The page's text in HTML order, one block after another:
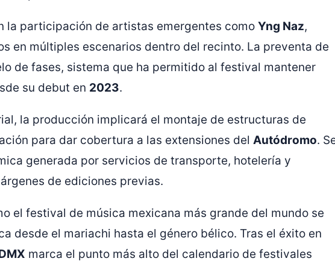
la participación de artistas emergentes como Yng Naz,
en múltiples escenarios dentro del recinto. La preventa de
de fases, sistema que ha permitido al festival mantener
su debut en 2023.
la producción implicará el montaje de estructuras de
para dar cobertura a las extensiones del Autódromo.
generada por servicios de transporte, hotelería y
de ediciones previas.
el festival de música mexicana más grande del mundo se
desde el mariachi hasta el género bélico. Tras el éxito en
marca el punto más alto del calendario de festivales